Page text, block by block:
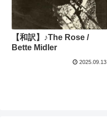
【和訳】♪The Rose /
Bette Midler
2025.09.13